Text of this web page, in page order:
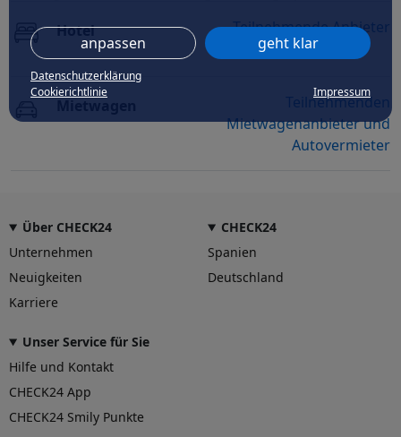
anpassen geht klar
Datenschutzerklärung
Cookierichtlinie
Impressum
Hotel Teilnehmende Anbieter
Teilnehmenden
Mietwagenanbieter und
Autovermieter
Über CHECK24
Unternehmen
Neuigkeiten
Karriere
CHECK24
Spanien
Deutschland
Unser Service für Sie
Hilfe und Kontakt
CHECK24 App
CHECK24 Smily Punkte